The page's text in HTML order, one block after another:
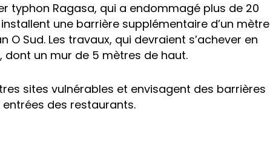
typhon Ragasa, qui a endommagé plus de 20
une barrière supplémentaire d’un mètre
Sud. Les travaux, qui devraient s’achever en
un mur de 5 mètres de haut.
sites vulnérables et envisagent des barrières
des restaurants.